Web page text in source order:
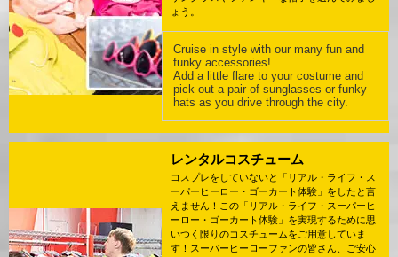
ょう。
Cruise in style with our many fun and
funky accessories!
Add a little flare to your costume and
pick out a pair of sunglasses or funky
hats as you drive through the city.
レンタルコスチューム
コスプレをしていないと「リアル・ライフ・ス
ーパーヒーロー・ゴーカート体験」をしたと言
えません！この「リアル・ライフ・スーパーヒ
ーロー・ゴーカート体験」を実現するために思
いつく限りのコスチュームをご用意していま
す！スーパーヒーローファンの皆さん、ご安心